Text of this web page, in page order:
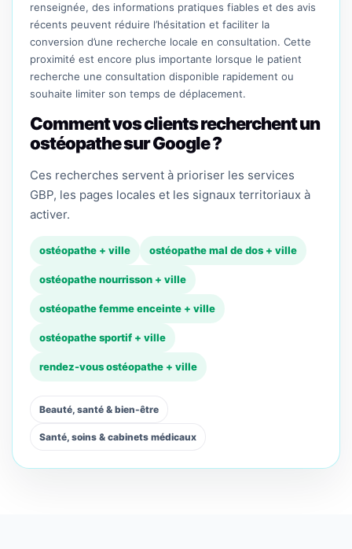
renseignée, des informations pratiques fiables et des avis
récents peuvent réduire l’hésitation et faciliter la
conversion d’une recherche locale en consultation. Cette
proximité est encore plus importante lorsque le patient
recherche une consultation disponible rapidement ou
souhaite limiter son temps de déplacement.
Comment vos clients recherchent un
ostéopathe sur Google ?
Ces recherches servent à prioriser les services
GBP, les pages locales et les signaux territoriaux à
activer.
ostéopathe + ville ostéopathe mal de dos + ville
ostéopathe nourrisson + ville
ostéopathe femme enceinte + ville
ostéopathe sportif + ville
rendez-vous ostéopathe + ville
Beauté, santé & bien-être
Santé, soins & cabinets médicaux